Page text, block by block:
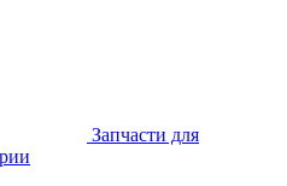
Запчасти для